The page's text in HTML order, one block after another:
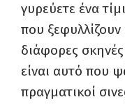
γυρεύετε ένα
που
διάφορες σκηνές
είναι αυτό που
πραγματικοί